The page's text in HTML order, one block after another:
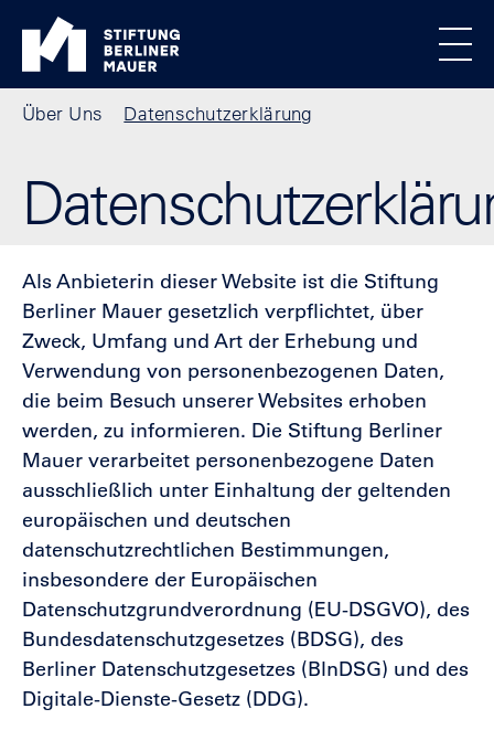
Direkt zum Inhalt
Standortmenu
Show locations
Alle Standorte
Stiftung Berliner Mauer Startseite
Pfadnavigation
Über Uns Datenschutzerklärung
Als Anbieterin dieser Website ist die Stiftung
Berliner Mauer gesetzlich verpflichtet, über
Zweck, Umfang und Art der Erhebung und
Verwendung von personenbezogenen Daten,
die beim Besuch unserer Websites erhoben
werden, zu informieren. Die Stiftung Berliner
Mauer verarbeitet personenbezogene Daten
ausschließlich unter Einhaltung der geltenden
europäischen und deutschen
datenschutzrechtlichen Bestimmungen,
insbesondere der Europäischen
Datenschutzgrundverordnung (EU-DSGVO), des
Bundesdatenschutzgesetzes (BDSG), des
Berliner Datenschutzgesetzes (BlnDSG) und des
Digitale-Dienste-Gesetz (DDG).